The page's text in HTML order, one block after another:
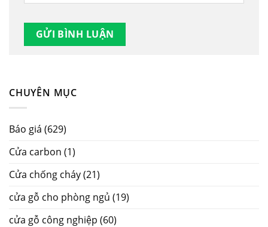
CHUYÊN MỤC
Báo giá (629)
Cửa carbon (1)
Cửa chống cháy(21)
cửa gỗ cho phòng ngủ (19)
cửa gỗ công nghiệp (60)